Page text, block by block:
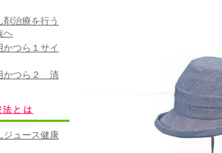
剤治療を行う
へ
かつら１サイ
かつら２ 清
とは
ジュース健康